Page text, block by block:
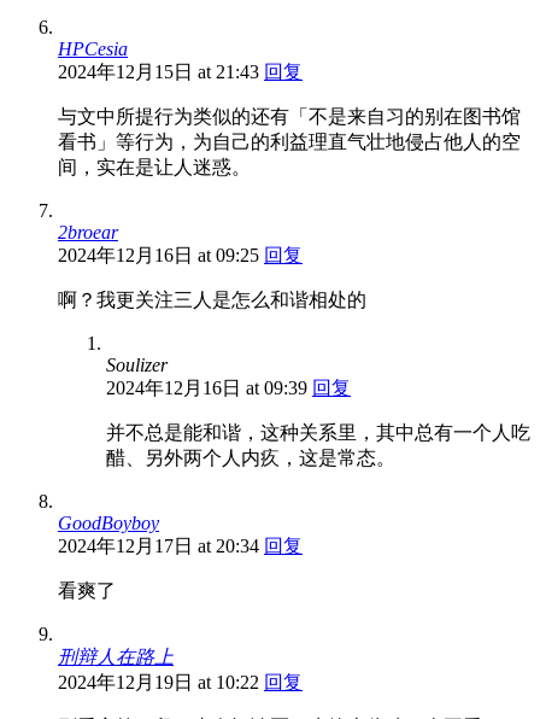
HPCesia
2024年12月15日 at 21:43 回复
与文中所提行为类似的还有「不是来自习的别在图书馆
看书」等行为，为自己的利益理直气壮地侵占他人的空
间，实在是让人迷惑。
2broear
2024年12月16日 at 09:25 回复
啊？我更关注三人是怎么和谐相处的
Soulizer
2024年12月16日 at 09:39 回复
并不总是能和谐，这种关系里，其中总有一个人吃
醋、另外两个人内疚，这是常态。
GoodBoyboy
2024年12月17日 at 20:34 回复
看爽了
刑辩人在路上
2024年12月19日 at 10:22 回复